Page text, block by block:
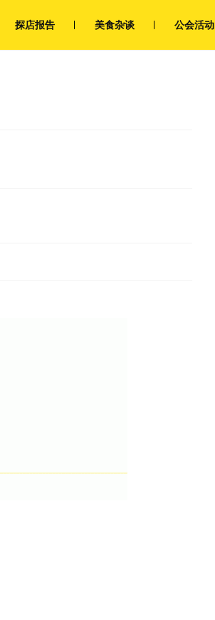
探店报告 美食杂谈 公会活动